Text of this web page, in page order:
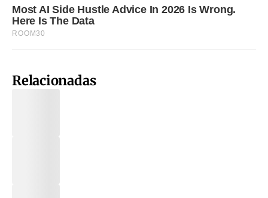
Relacionadas